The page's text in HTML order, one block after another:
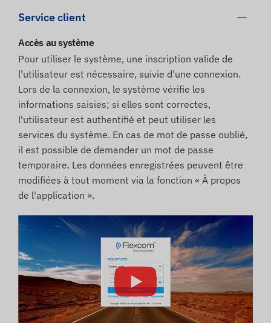
Service client
Accès au système
Pour utiliser le système, une inscription valide de
l'utilisateur est nécessaire, suivie d'une connexion.
Lors de la connexion, le système vérifie les
informations saisies; si elles sont correctes,
l'utilisateur est authentifié et peut utiliser les
services du système. En cas de mot de passe oublié,
il est possible de demander un mot de passe
temporaire. Les données enregistrées peuvent être
modifiées à tout moment via la fonction « À propos
de l'application ».